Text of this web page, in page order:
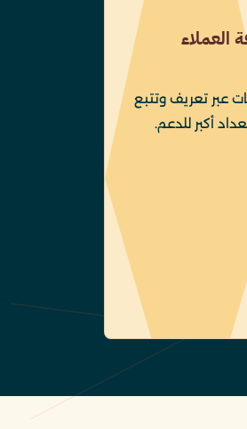
العملاء
عبر تعريف وتتبع
أكبر للدعم.